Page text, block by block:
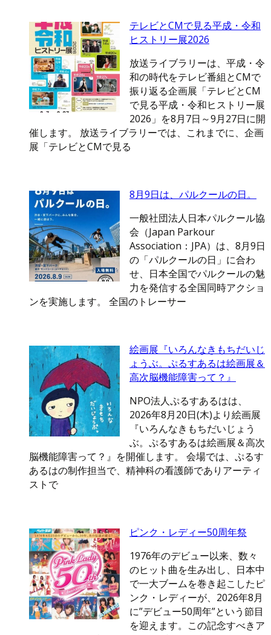
テレビとCMで見る平成・令和
ヒストリー展2026
放送ライブラリーは、平成・令
和の時代をテレビ番組とCMで
振り返る企画展「テレビとCM
で見る平成・令和ヒストリー展
2026」を8月7日～9月27日に開
催します。 放送ライブラリーでは、これまでに、企画
展「テレビとCMで見る
8月9日は、パルクールの日。
一般社団法人日本パルクール協
会（Japan Parkour
Association：JPA）は、8月9日
の「パルクールの日」に合わ
せ、日本全国でパルクールの魅
力を発信する全国同時アクショ
ンを実施します。 全国のトレーサー
絵画展『いろんなきもちだいじ
ょうぶ。ぷるすあるは絵画展＆
高次脳機能障害って？』
NPO法人ぷるすあるはは、
2026年8月20日(木)より絵画展
『いろんなきもちだいじょう
ぶ。ぷるすあるは絵画展＆高次
脳機能障害って？』を開催します。 会場では、ぷるす
あるはの制作担当で、精神科の看護師でありアーティ
ストで
ピンク・レディー50周年祭
1976年のデビュー以来、数々
のヒット曲を生み出し、日本中
で一大ブームを巻き起こしたピ
ンク・レディーが、2026年8月
に”デビュー50周年”という節目
を迎えます。この記念すべきア